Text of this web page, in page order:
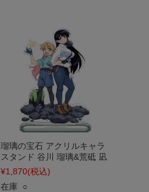
瑠璃の宝石 アクリルキャラ
スタンド 谷川 瑠璃&荒砥 凪
¥1,870(税込)
在庫 ○